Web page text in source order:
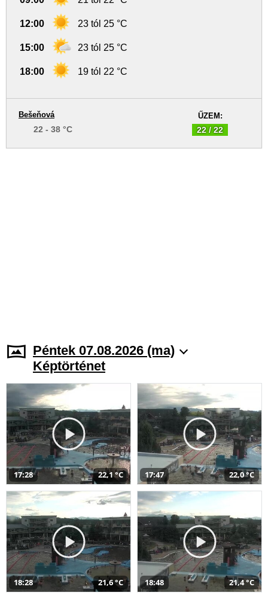
12:00 23 tól 25 °C
15:00 23 tól 25 °C
18:00 19 tól 22 °C
ŰZEM:
22 / 22
Bešeňová
22 - 38 °C
Péntek 07.08.2026 (ma)
Képtörténet
17:28 22,1 °C 17:47 22,0 °C
18:28 21,6 °C 18:48 21,4 °C